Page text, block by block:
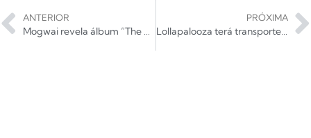
ANTERIOR
Mogwai revela álbum “The Bad Fire”; ouça!
PRÓXIMA
Lollapalooza terá transporte público 24h nos dias dos shows